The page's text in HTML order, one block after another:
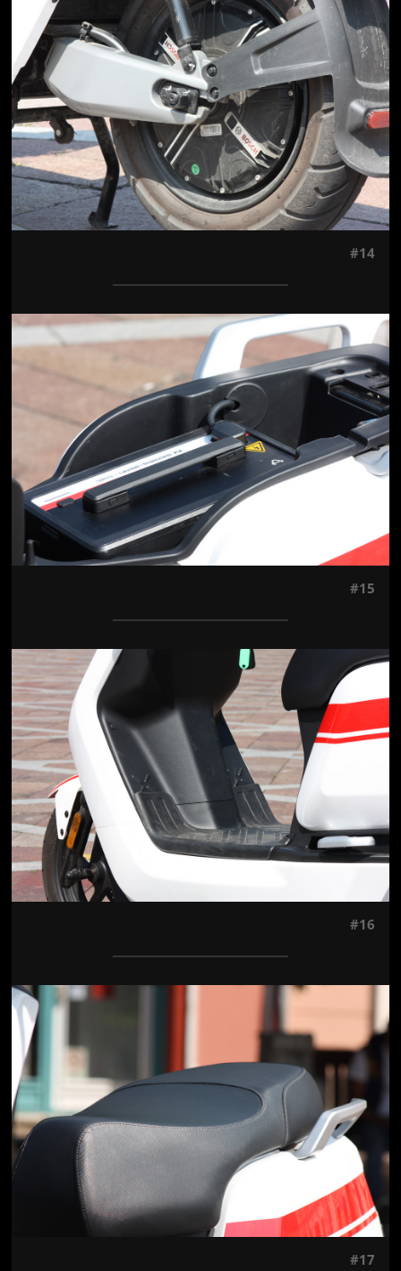
#14
Jön még kép!
#15
Jön még kép!
#16
Jön még kép!
#17